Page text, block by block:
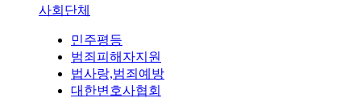
사회단체
민주평등
범죄피해자지원
법사랑,범죄예방
대한변호사협회